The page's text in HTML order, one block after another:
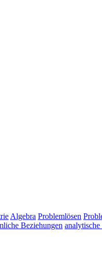
Algebra Problemlösen
Beziehungen